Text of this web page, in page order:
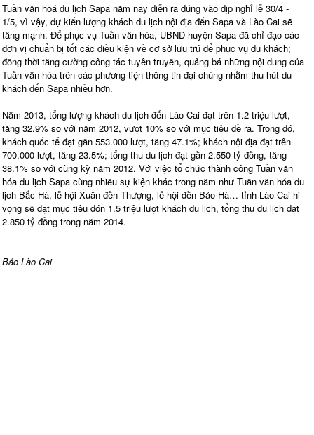
Tuần văn hoá du lịch Sapa năm nay diễn ra đúng vào dịp nghỉ lễ 30/4 -
1/5, vì vậy, dự kiến lượng khách du lịch nội địa đến Sapa và Lào Cai sẽ
tăng mạnh. Để phục vụ Tuần văn hóa, UBND huyện Sapa đã chỉ đạo các
đơn vị chuẩn bị tốt các điều kiện về cơ sở lưu trú để phục vụ du khách;
đồng thời tăng cường công tác tuyên truyền, quảng bá những nội dung của
Tuần văn hóa trên các phương tiện thông tin đại chúng nhằm thu hút du
khách đến Sapa nhiều hơn.
Năm 2013, tổng lượng khách du lịch đến Lào Cai đạt trên 1.2 triệu lượt,
tăng 32.9% so với năm 2012, vượt 10% so với mục tiêu đề ra. Trong đó,
khách quốc tế đạt gần 553.000 lượt, tăng 47.1%; khách nội địa đạt trên
700.000 lượt, tăng 23.5%; tổng thu du lịch đạt gần 2.550 tỷ đồng, tăng
38.1% so với cùng kỳ năm 2012. Với việc tổ chức thành công Tuần văn
hóa du lịch Sapa cùng nhiều sự kiện khác trong năm như Tuần văn hóa du
lịch Bắc Hà, lễ hội Xuân đền Thượng, lễ hội đền Bảo Hà… tỉnh Lào Cai hi
vọng sẽ đạt mục tiêu đón 1.5 triệu lượt khách du lịch, tổng thu du lịch đạt
2.850 tỷ đồng trong năm 2014.
Báo Lào Cai